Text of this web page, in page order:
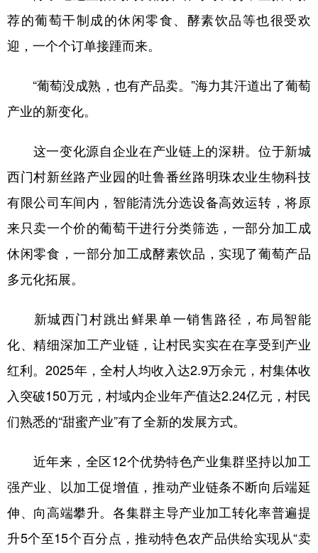
荐的葡萄干制成的休闲零食、酵素饮品等也很受欢
迎，一个个订单接踵而来。
“葡萄没成熟，也有产品卖。”海力其汗道出了葡萄
产业的新变化。
这一变化源自企业在产业链上的深耕。位于新城
西门村新丝路产业园的吐鲁番丝路明珠农业生物科技
有限公司车间内，智能清洗分选设备高效运转，将原
来只卖一个价的葡萄干进行分类筛选，一部分加工成
休闲零食，一部分加工成酵素饮品，实现了葡萄产品
多元化拓展。
新城西门村跳出鲜果单一销售路径，布局智能
化、精细深加工产业链，让村民实实在在享受到产业
红利。2025年，全村人均收入达2.9万余元，村集体收
入突破150万元，村域内企业年产值达2.24亿元，村民
们熟悉的“甜蜜产业”有了全新的发展方式。
近年来，全区12个优势特色产业集群坚持以加工
强产业、以加工促增值，推动产业链条不断向后端延
伸、向高端攀升。各集群主导产业加工转化率普遍提
升5个至15个百分点，推动特色农产品供给实现从“卖